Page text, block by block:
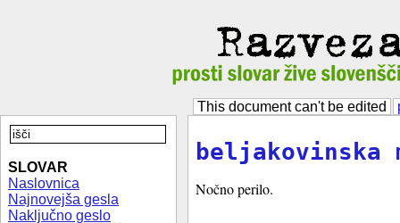
This document can't be edited
SLOVAR
Naslovnica
Najnovejša gesla
Naključno geslo
beljakovinska
Nočno perilo.